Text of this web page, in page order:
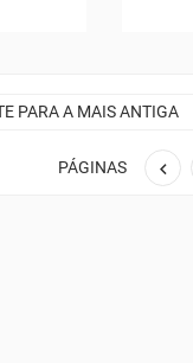
PARA A MAIS ANTIGA
PÁGINAS 